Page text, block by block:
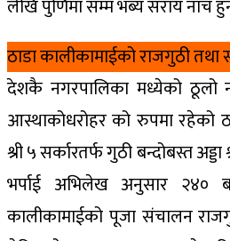
लेखिपुर्णिमासम्मभब्यसरायनाँच
ठाडा कालीकामाईको राजगुठी
देशकै नगरपालिका मध्येको ठूलो
आस्थाकोधरोहर को रुपमा रहेको
श्री ५ सर्कारतर्फ गुठी बन्दोबस्त
भर्पाई अभिलेख अनुसार २४०
कालीकामाईको पूजा संचालन